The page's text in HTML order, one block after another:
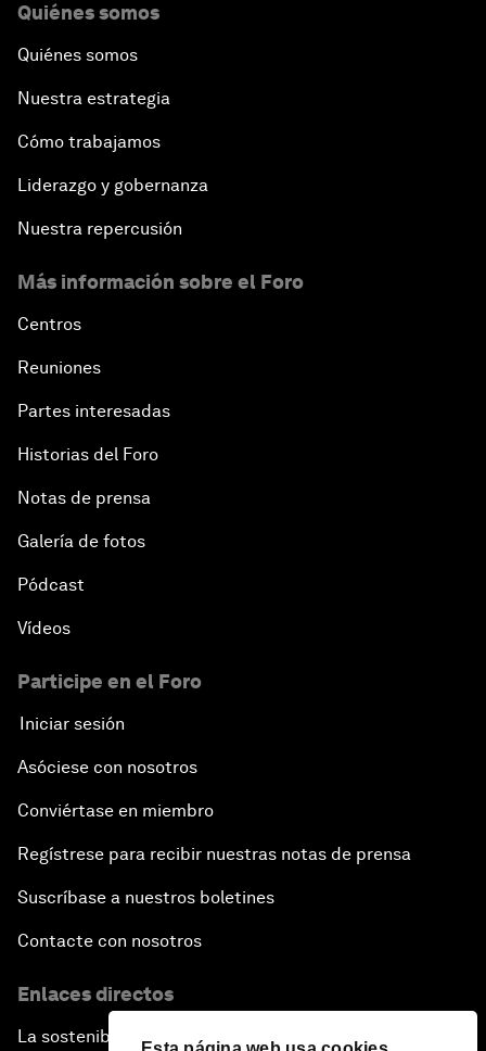
Quiénes somos
Quiénes somos
Nuestra estrategia
Cómo trabajamos
Liderazgo y gobernanza
Nuestra repercusión
Más información sobre el Foro
Centros
Reuniones
Partes interesadas
Historias del Foro
Notas de prensa
Galería de fotos
Pódcast
Vídeos
Participe en el Foro
Iniciar sesión
Asóciese con nosotros
Conviértase en miembro
Regístrese para recibir nuestras notas de prensa
Suscríbase a nuestros boletines
Contacte con nosotros
Enlaces directos
La sostenibilidad en el Foro